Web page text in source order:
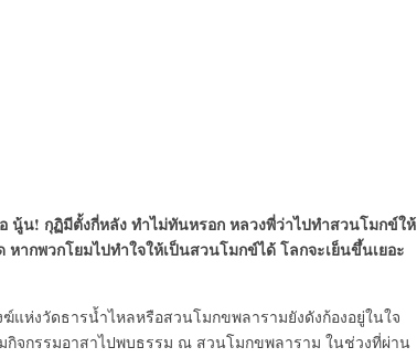
นู้น! กุฏิมีตั้งกี่หลัง ทำไม่ทันหรอก หลวงพี่ว่าไปทำสวนโมกข์ให้
ากพวกโยมไปทำใจให้เป็นสวนโมกข์ได้ โลกจะเย็นขึ้นเยอะ
แห่งวัดธารน้ำไหลหรือสวนโมกขพลารามยังดังก้องอยู่ในใจ
กิจกรรมอาสาไปพบธรรม ณ สวนโมกขพลาราม ในช่วงที่ผ่าน